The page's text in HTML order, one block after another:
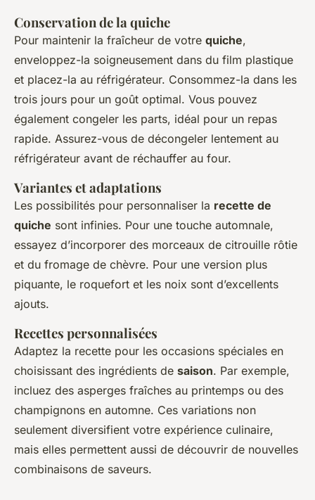
Conservation de la quiche
Pour maintenir la fraîcheur de votre quiche,
enveloppez-la soigneusement dans du film plastique
et placez-la au réfrigérateur. Consommez-la dans les
trois jours pour un goût optimal. Vous pouvez
également congeler les parts, idéal pour un repas
rapide. Assurez-vous de décongeler lentement au
réfrigérateur avant de réchauffer au four.
Variantes et adaptations
Les possibilités pour personnaliser la recette de
quiche sont infinies. Pour une touche automnale,
essayez d’incorporer des morceaux de citrouille rôtie
et du fromage de chèvre. Pour une version plus
piquante, le roquefort et les noix sont d’excellents
ajouts.
Recettes personnalisées
Adaptez la recette pour les occasions spéciales en
choisissant des ingrédients de saison. Par exemple,
incluez des asperges fraîches au printemps ou des
champignons en automne. Ces variations non
seulement diversifient votre expérience culinaire,
mais elles permettent aussi de découvrir de nouvelles
combinaisons de saveurs.